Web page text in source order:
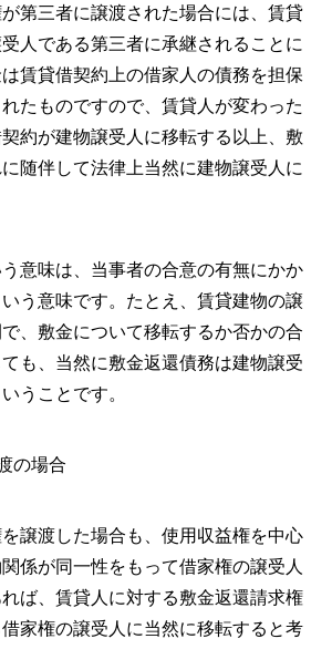
第三者に譲渡された場合には、賃貸
人である第三者に承継されることに
賃貸借契約上の借家人の債務を担保
たものですので、賃貸人が変わった
約が建物譲受人に移転する以上、敷
随伴して法律上当然に建物譲受人に
意味は、当事者の合意の有無にかか
う意味です。たとえ、賃貸建物の譲
、敷金について移転するか否かの合
も、当然に敷金返還債務は建物譲受
うことです。
の場合
譲渡した場合も、使用収益権を中心
係が同一性をもって借家権の譲受人
ば、賃貸人に対する敷金返還請求権
家権の譲受人に当然に移転すると考